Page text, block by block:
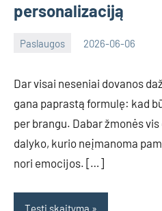
personalizaciją
Paslaugos 2026-06-06
Dar visai neseniai dovanos
gana paprastą formulę: kad
per brangu. Dabar žmonės
dalyko, kurio neįmanoma
nori emocijos. […]
Tęsti skaitymą